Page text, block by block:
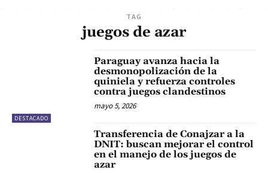
TAG
juegos de azar
DESTACADO
Paraguay avanza hacia la
desmonopolización de la
quiniela y refuerza controles
contra juegos clandestinos
mayo 5, 2026
Transferencia de Conajzar a la
DNIT: buscan mejorar el control
en el manejo de los juegos de
azar